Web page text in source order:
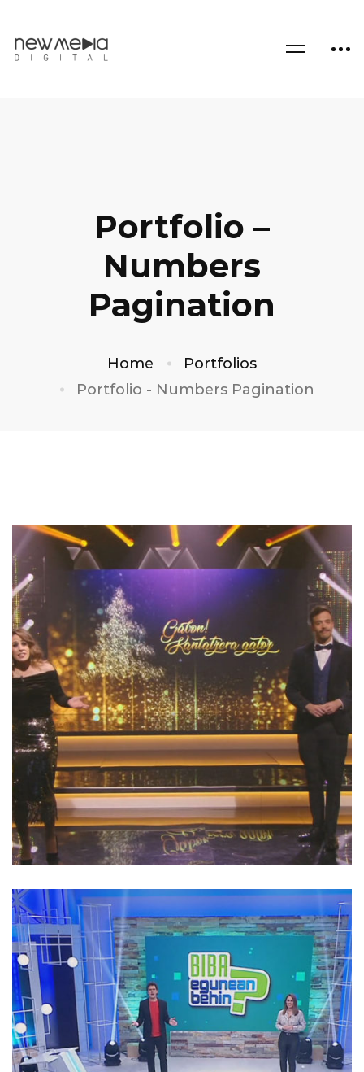
Portfolio –
Numbers
Pagination
Home
Portfolios
Portfolio - Numbers Pagination